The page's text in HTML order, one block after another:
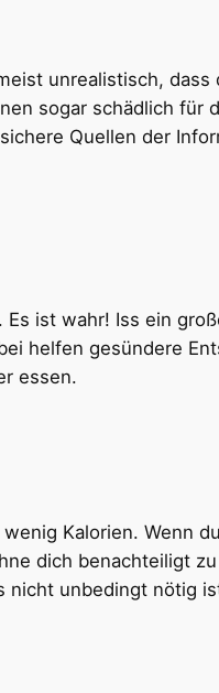
unrealistisch,
sogar schädlich für
Quellen der
ist wahr! Iss ein
helfen gesündere
essen.
Kalorien. Wenn
dich benachteiligt
nicht unbedingt nötig